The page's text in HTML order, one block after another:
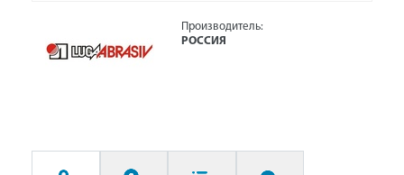
Производитель:
РОССИЯ